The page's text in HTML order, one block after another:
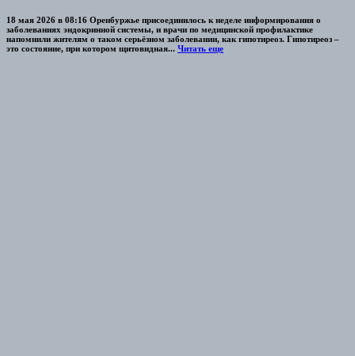
18 мая 2026 в 08:16 Оренбуржье присоединилось к неделе информирования о
заболеваниях эндокринной системы, и врачи по медицинской профилактике
напомнили жителям о таком серьёзном заболевании, как гипотиреоз. Гипотиреоз –
это состояние, при котором щитовидная... Читать еще